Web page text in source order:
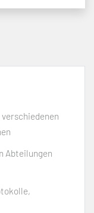
Abteilungen